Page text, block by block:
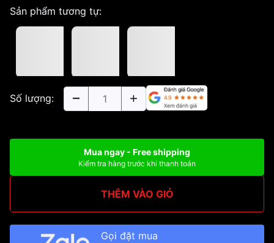
Sản phẩm tương tự:
Số lượng:
Mua ngay - Free shipping
Kiểm tra hàng trước khi thanh toán
THÊM VÀO GIỎ
Gọi đặt mua